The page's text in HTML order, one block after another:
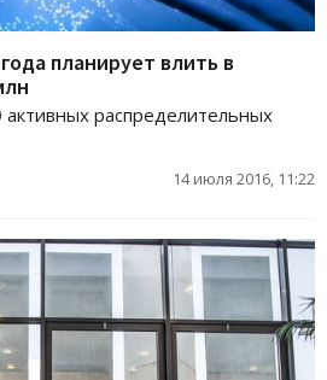
планирует влить в
активных распределительных
14 июля 2016, 11:22